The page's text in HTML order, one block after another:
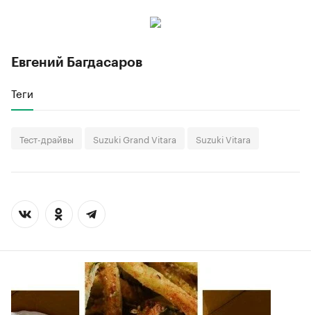
Евгений Багдасаров
Теги
Тест-драйвы Suzuki Grand Vitara Suzuki Vitara